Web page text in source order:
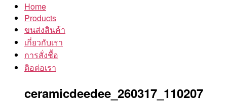
Home
Products
ขนส่งสินค้า
เกี่ยวกับเรา
การสั่งชื้อ
ติอต่อเรา
ceramicdeedee_260317_110207